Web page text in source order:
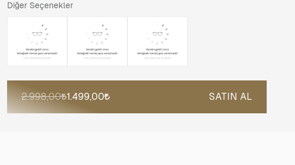
Diğer Seçenekler
2.998,00 1.499,00 SATIN AL